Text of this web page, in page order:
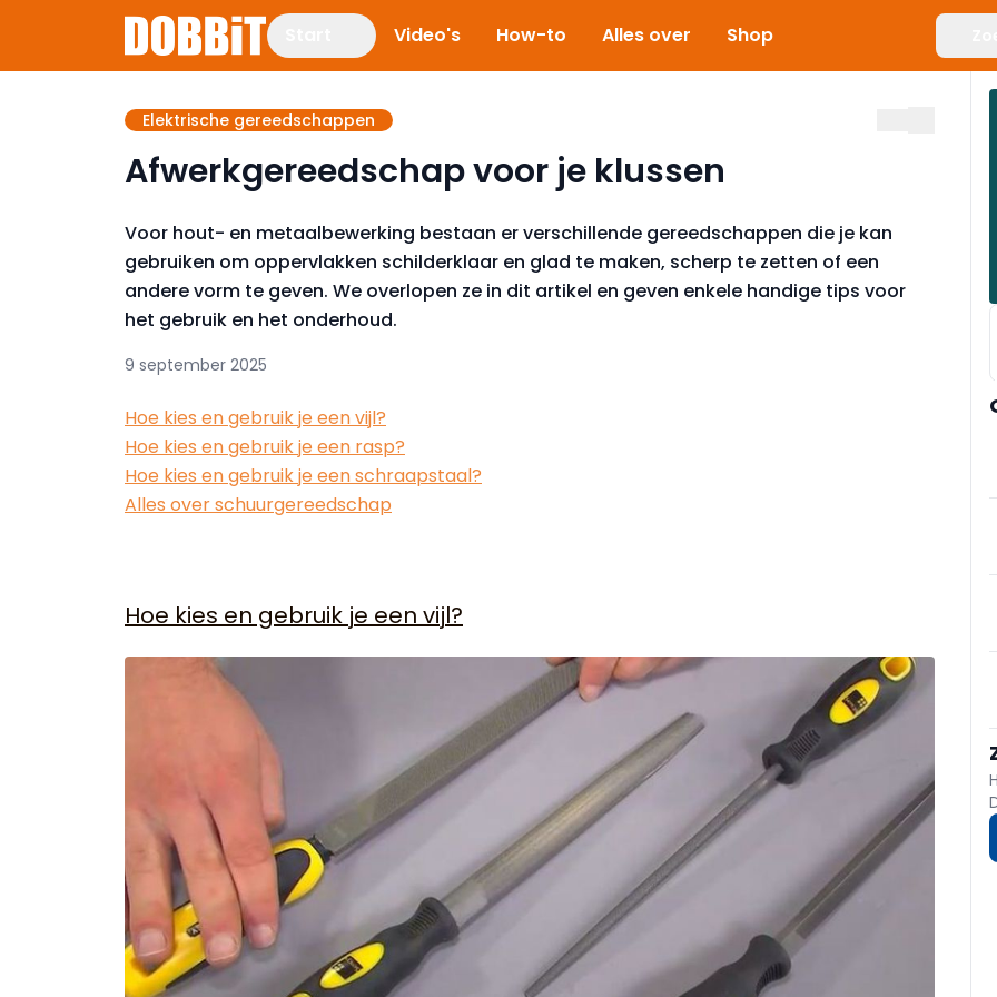
Video's How-to Alles over Shop
Elektrische gereedschappen
Afwerkgereedschap voor je klussen
Voor hout- en metaalbewerking bestaan er verschillende gereedschappen die je kan
gebruiken om oppervlakken schilderklaar en glad te maken, scherp te zetten of een
andere vorm te geven. We overlopen ze in dit artikel en geven enkele handige tips voor
het gebruik en het onderhoud.
9 september 2025
Hoe kies en gebruik je een vijl?
Hoe kies en gebruik je een rasp?
Hoe kies en gebruik je een schraapstaal?
Alles over schuurgereedschap
Hoe kies en gebruik je een vijl?